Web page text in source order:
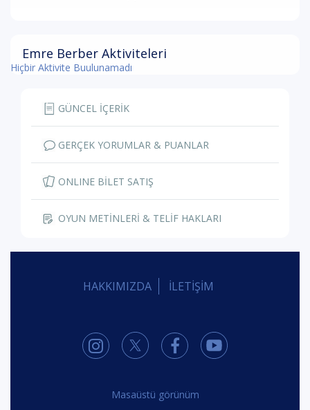
Emre Berber Aktiviteleri
Hiçbir Aktivite Buulunamadı
GÜNCEL İÇERİK
GERÇEK YORUMLAR & PUANLAR
ONLINE BİLET SATIŞ
OYUN METİNLERİ & TELİF HAKLARI
HAKKIMIZDA İLETİŞİM
Masaüstü görünüm